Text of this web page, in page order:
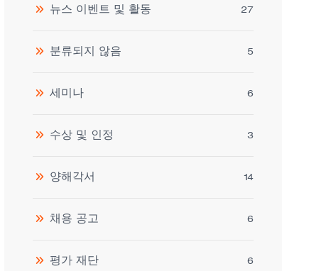
뉴스 이벤트 및 활동 27
분류되지 않음 5
세미나 6
수상 및 인정 3
양해각서 14
채용 공고 6
평가 재단 6